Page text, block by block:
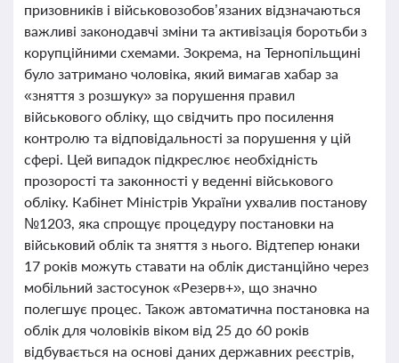
призовників і військовозобов’язаних відзначаються
важливі законодавчі зміни та активізація боротьби з
корупційними схемами. Зокрема, на Тернопільщині
було затримано чоловіка, який вимагав хабар за
«зняття з розшуку» за порушення правил
військового обліку, що свідчить про посилення
контролю та відповідальності за порушення у цій
сфері. Цей випадок підкреслює необхідність
прозорості та законності у веденні військового
обліку. Кабінет Міністрів України ухвалив постанову
№1203, яка спрощує процедуру постановки на
військовий облік та зняття з нього. Відтепер юнаки
17 років можуть ставати на облік дистанційно через
мобільний застосунок «Резерв+», що значно
полегшує процес. Також автоматична постановка на
облік для чоловіків віком від 25 до 60 років
відбувається на основі даних державних реєстрів,